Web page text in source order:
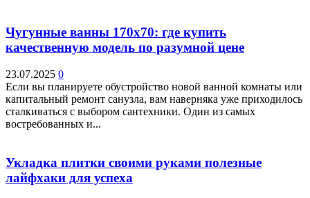
Чугунные ванны 170х70: где купить
качественную модель по разумной цене
23.07.2025 0
Если вы планируете обустройство новой ванной комнаты или
капитальный ремонт санузла, вам наверняка уже приходилось
сталкиваться с выбором сантехники. Один из самых
востребованных и...
Укладка плитки своими руками полезные
лайфхаки для успеха